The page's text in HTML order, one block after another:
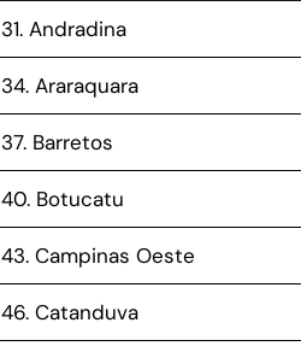
31. Andradina
34. Araraquara
37. Barretos
40. Botucatu
43. Campinas Oeste
46. Catanduva